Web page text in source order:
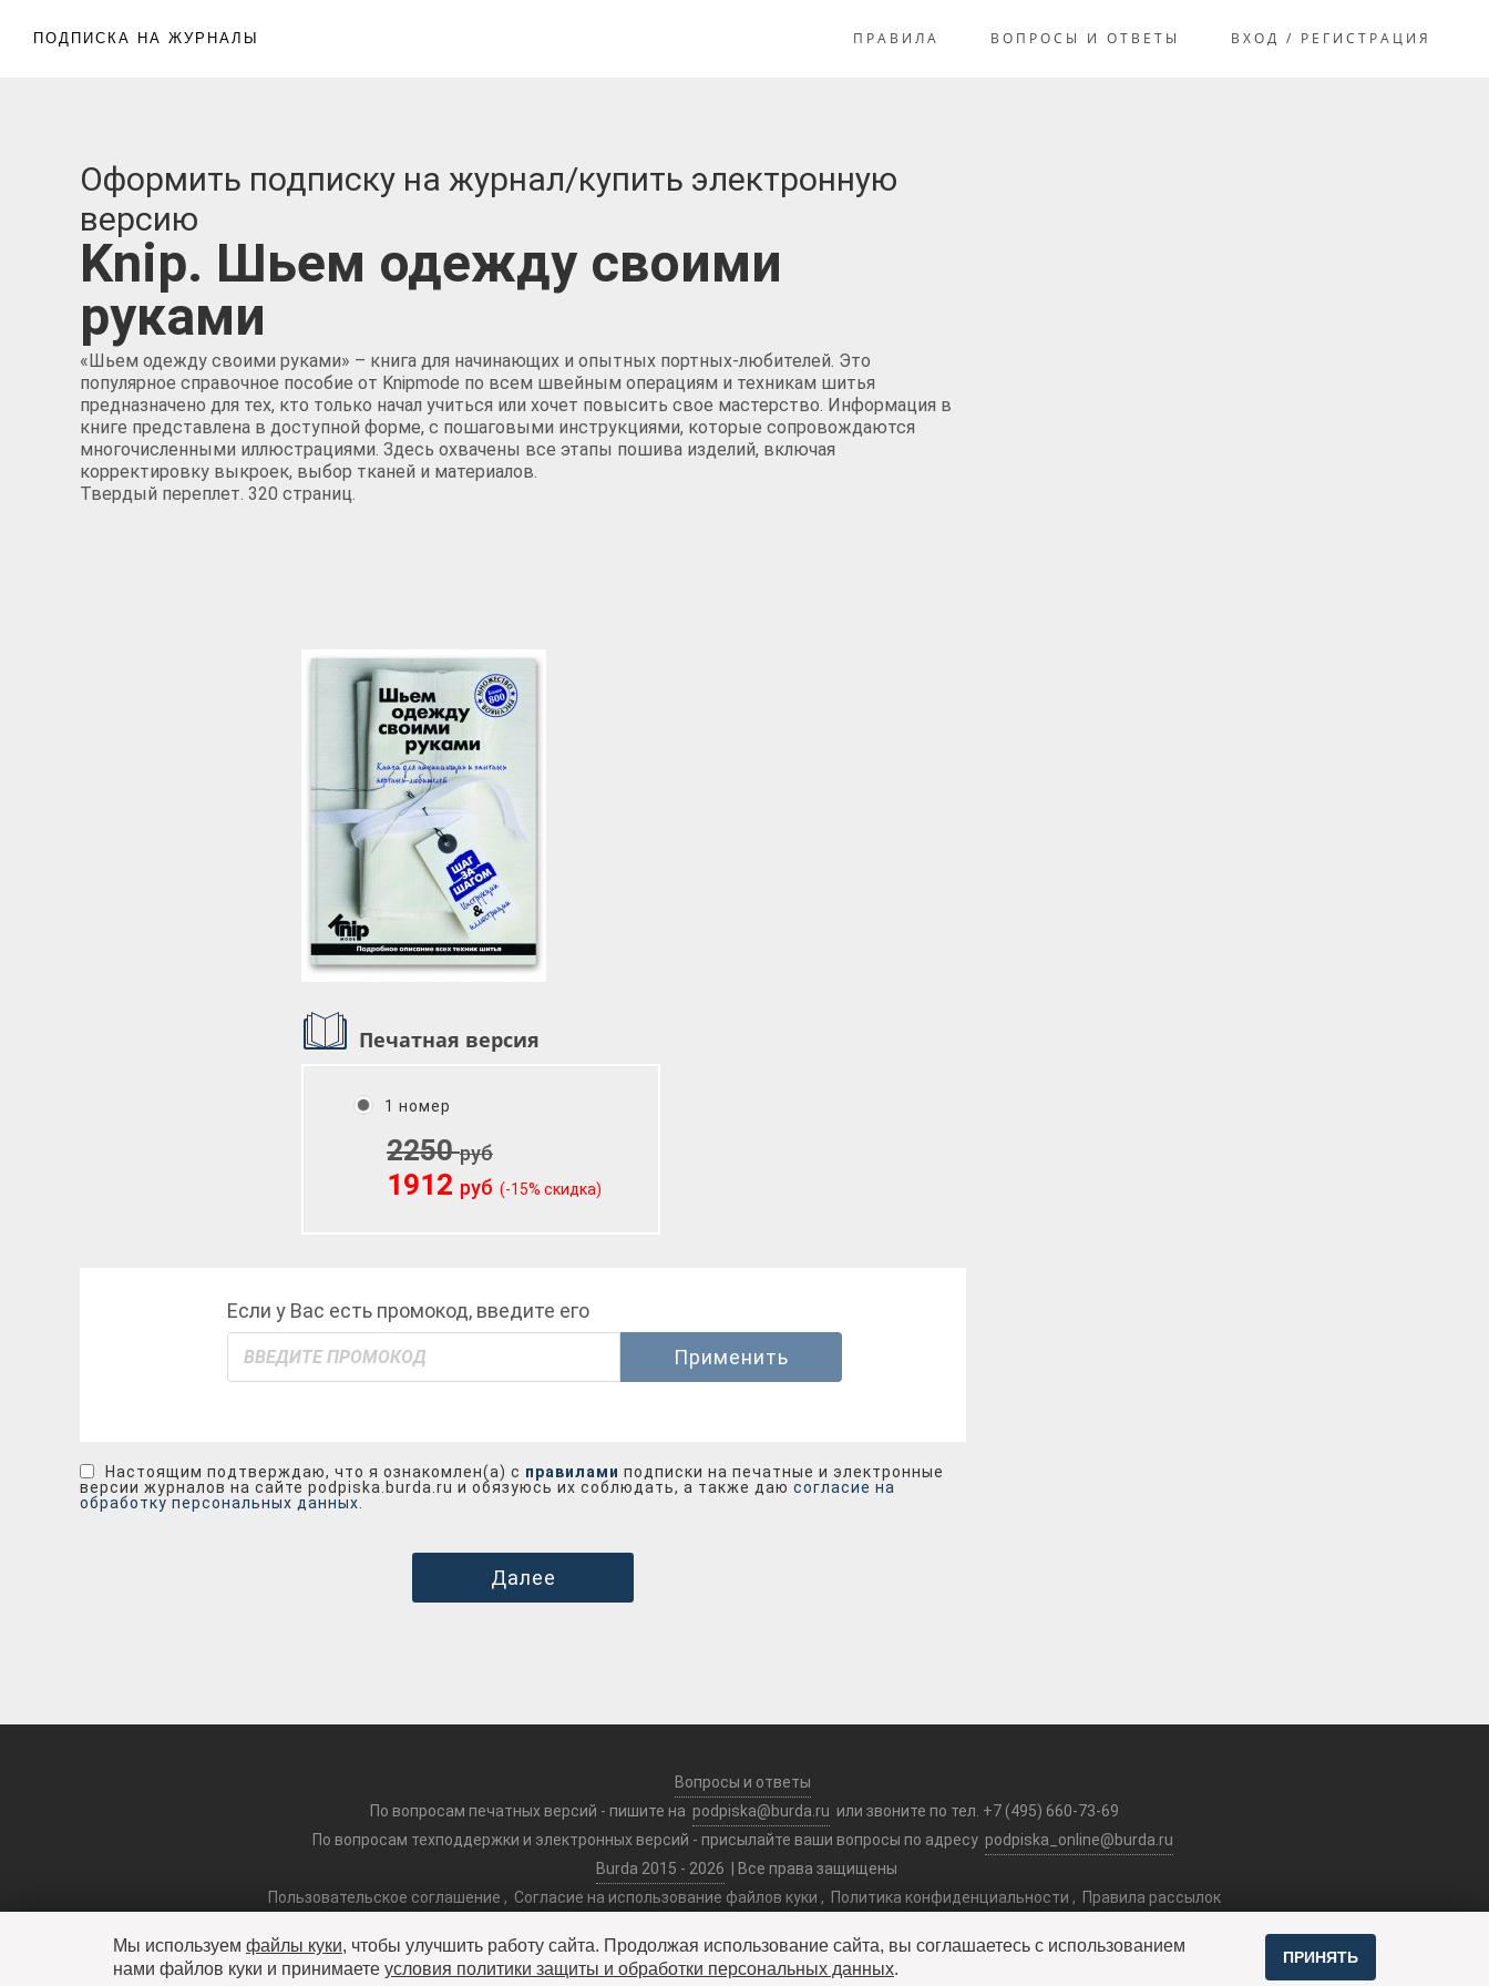
ПОДПИСКА НА ЖУРНАЛЫ ПРАВИЛА ВОПРОСЫ И ОТВЕТЫ ВХОД / РЕГИСТРАЦИЯ
Оформить подписку на журнал/купить электронную
версию
Knip. Шьем одежду своими
руками
«Шьем одежду своими руками» – книга для начинающих и опытных портных-любителей. Это
популярное справочное пособие от Knipmode по всем швейным операциям и техникам шитья
предназначено для тех, кто только начал учиться или хочет повысить свое мастерство. Информация в
книге представлена в доступной форме, с пошаговыми инструкциями, которые сопровождаются
многочисленными иллюстрациями. Здесь охвачены все этапы пошива изделий, включая
корректировку выкроек, выбор тканей и материалов.
Твердый переплет. 320 страниц.
Печатная версия
1 номер
2250руб
1912 руб (-15% скидка)
Если у Вас есть промокод, введите его
Применить
Настоящим подтверждаю, что я ознакомлен(а) с правилами подписки на печатные и электронные
версии журналов на сайте podpiska.burda.ru и обязуюсь их соблюдать, а также даю согласие на
обработку персональных данных.
Далее
Вопросы и ответы
По вопросам печатных версий - пишите на podpiska@burda.ru или звоните по тел. +7 (495) 660-73-69
По вопросам техподдержки и электронных версий - присылайте ваши вопросы по адресу podpiska_online@burda.ru
Burda 2015 - 2026
| Все права защищены
Пользовательское соглашение , Согласие на использование файлов куки , Политика конфиденциальности , Правила рассылок
ООО «Иммедиат Дистрибьюшен» ОГРН 5117746009684. ИНН/КПП 7715895673/771501001
Мы используем файлы куки, чтобы улучшить работу сайта. Продолжая использование сайта, вы соглашаетесь c использованием
нами файлов куки и принимаете условия политики защиты и обработки персональных данных.
ПРИНЯТЬ